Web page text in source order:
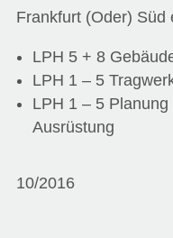
Frankfurt (Oder) Süd
LPH 5 + 8
LPH 1 – 5
LPH 1 – 5 Planung
Ausrüstung
10/2016